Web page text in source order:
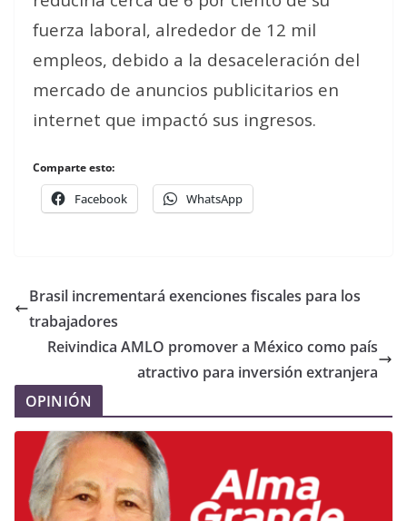
fuerza laboral, alrededor de 12 mil
empleos, debido a la desaceleración del
mercado de anuncios publicitarios en
internet que impactó sus ingresos.
Comparte esto:
Facebook WhatsApp
Brasil incrementará exenciones fiscales para los
trabajadores
Reivindica AMLO promover a México como país
atractivo para inversión extranjera
OPINIÓN